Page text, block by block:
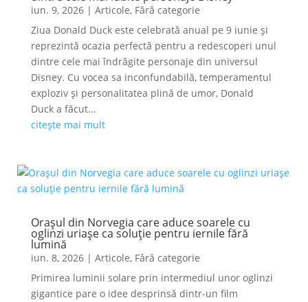
iun. 9, 2026| Articole, Fără categorie
Ziua Donald Duck este celebrată anual pe 9 iunie și
reprezintă ocazia perfectă pentru a redescoperi unul
dintre cele mai îndrăgite personaje din universul
Disney. Cu vocea sa inconfundabilă, temperamentul
exploziv și personalitatea plină de umor, Donald
Duck a făcut...
citește mai mult
Orașul din Norvegia care aduce soarele cu
oglinzi uriașe ca soluție pentru iernile fără
lumină
iun. 8, 2026| Articole, Fără categorie
Primirea luminii solare prin intermediul unor oglinzi
gigantice pare o idee desprinsă dintr-un film